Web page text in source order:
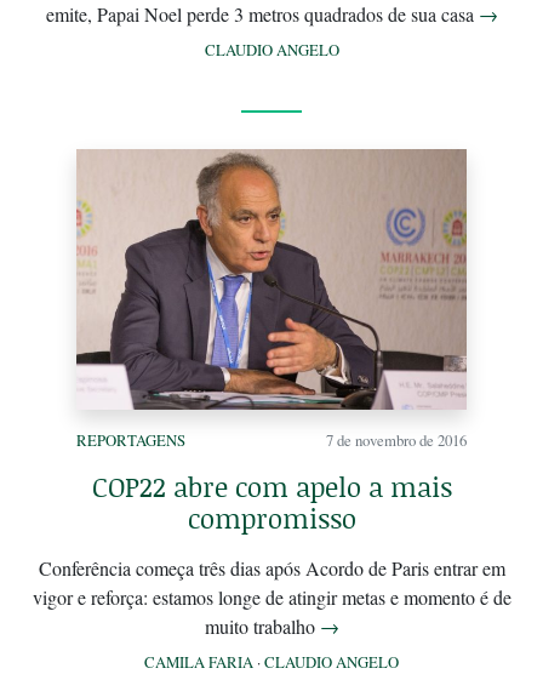
emite, Papai Noel perde 3 metros quadrados de sua casa →
CLAUDIO ANGELO
REPORTAGENS 7 de novembro de 2016
COP22 abre com apelo a mais
compromisso
Conferência começa três dias após Acordo de Paris entrar em
vigor e reforça: estamos longe de atingir metas e momento é de
muito trabalho →
CAMILA FARIA ·CLAUDIO ANGELO